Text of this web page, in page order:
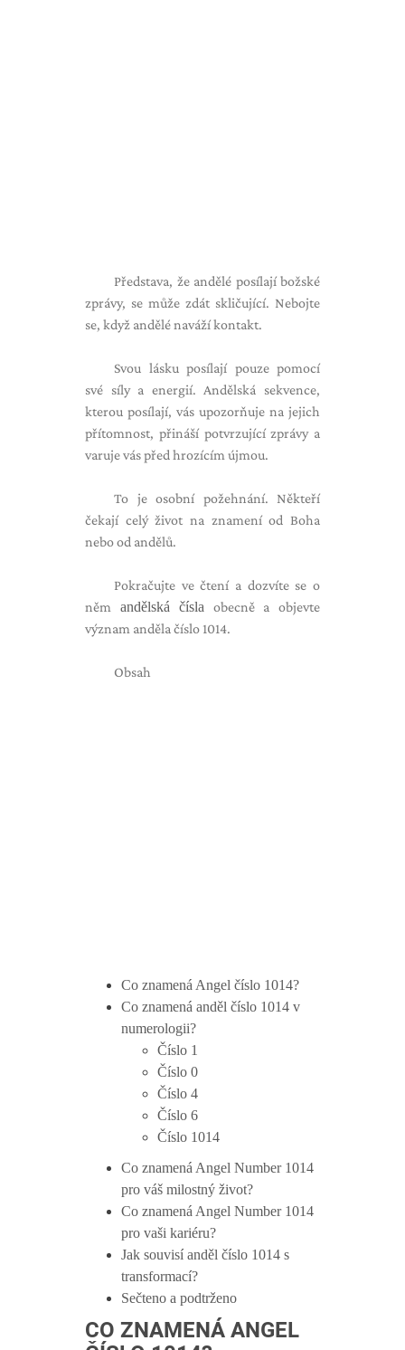
Představa, že andělé posílají božské
zprávy, se může zdát skličující. Nebojte
se, když andělé naváží kontakt.
Svou lásku posílají pouze pomocí
své síly a energií. Andělská sekvence,
kterou posílají, vás upozorňuje na jejich
přítomnost, přináší potvrzující zprávy a
varuje vás před hrozícím újmou.
To je osobní požehnání. Někteří
čekají celý život na znamení od Boha
nebo od andělů.
Pokračujte ve čtení a dozvíte se o
něm andělská čísla obecně a objevte
význam anděla číslo 1014.
Obsah
Co znamená Angel číslo 1014?
Co znamená anděl číslo 1014 v
numerologii?
Číslo 1
Číslo 0
Číslo 4
Číslo 6
Číslo 1014
Co znamená Angel Number 1014
pro váš milostný život?
Co znamená Angel Number 1014
pro vaši kariéru?
Jak souvisí anděl číslo 1014 s
transformací?
Sečteno a podtrženo
CO ZNAMENÁ ANGEL